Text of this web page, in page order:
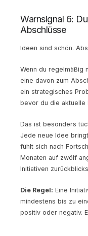
Warnsignal 6:
Abschlüsse
Ideen sind schön.
Wenn du regelmäßig
eine davon zum
ein strategisches
bevor du die aktuelle
Das ist besonders
Jede neue Idee
fühlt sich nach
Monaten auf zwölf
Initiativen
Die Regel: Eine
mindestens bis zu
positiv oder negativ.